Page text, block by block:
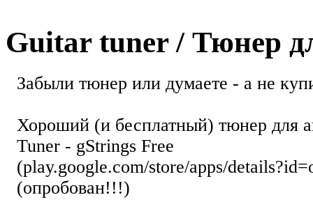
Guitar tuner / Тюнер
Забыли тюнер или думаете - а не
Хороший (и бесплатный) тюнер для
Tuner - gStrings Free
(play.google.com/store/apps/
(опробован!!!)